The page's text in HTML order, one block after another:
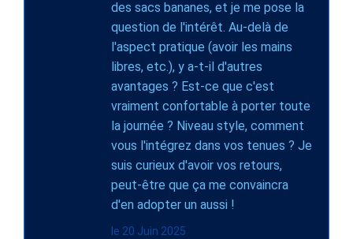
des sacs bananes, et je me pose la
question de l'intérêt. Au-delà de
l'aspect pratique (avoir les mains
libres, etc.), y a-t-il d'autres
avantages ? Est-ce que c'est
vraiment confortable à porter toute
la journée ? Niveau style, comment
vous l'intégrez dans vos tenues ? Je
suis curieux d'avoir vos retours,
peut-être que ça me convaincra
d'en adopter un aussi !
le 20 Juin 2025